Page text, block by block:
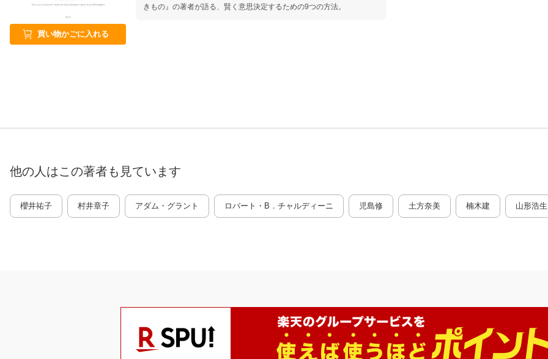
買い物かごに入れる
きもの』の著者が語る、賢く意思決定するための9つの方法。
他の人はこの著者も見ています
櫻井祐子 村井章子 アダム・グラント ロバート・B．チャルディーニ 児島修 土方奈美 楠木建 山形浩生